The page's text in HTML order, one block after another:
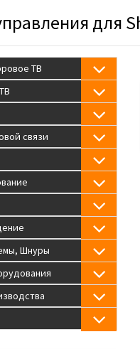
для
ТВ
связи
Шнуры